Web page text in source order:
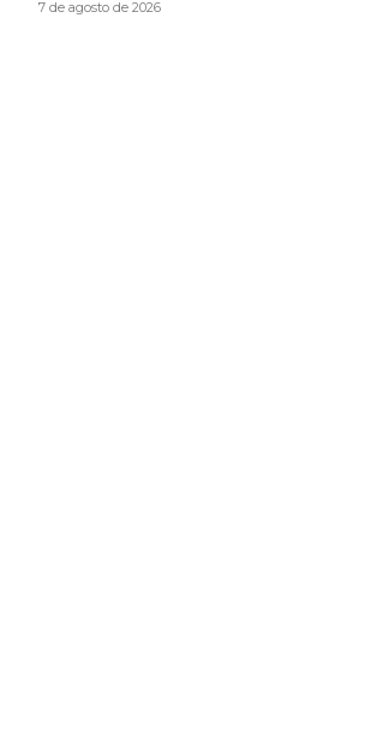
7 de agosto de 2026